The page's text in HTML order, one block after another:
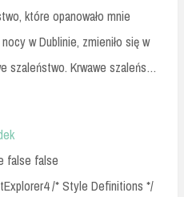
które opanowało mnie
w Dublinie, zmieniło się w
szaleństwo. Krwawe szaleńs…
false false
/* Style Definitions */